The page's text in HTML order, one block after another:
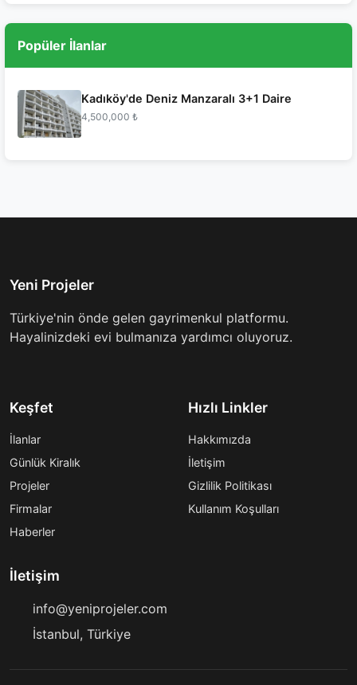
Popüler İlanlar
Kadıköy'de Deniz Manzaralı 3+1 Daire
4,500,000 ₺
Yeni Projeler
Türkiye'nin önde gelen gayrimenkul platformu.
Hayalinizdeki evi bulmanıza yardımcı oluyoruz.
Keşfet
İlanlar
Günlük Kiralık
Projeler
Firmalar
Haberler
Hızlı Linkler
Hakkımızda
İletişim
Gizlilik Politikası
Kullanım Koşulları
İletişim
info@yeniprojeler.com
İstanbul, Türkiye